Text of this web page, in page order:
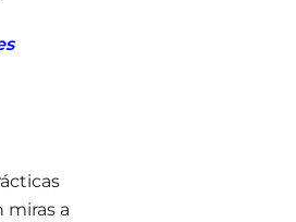
miras a